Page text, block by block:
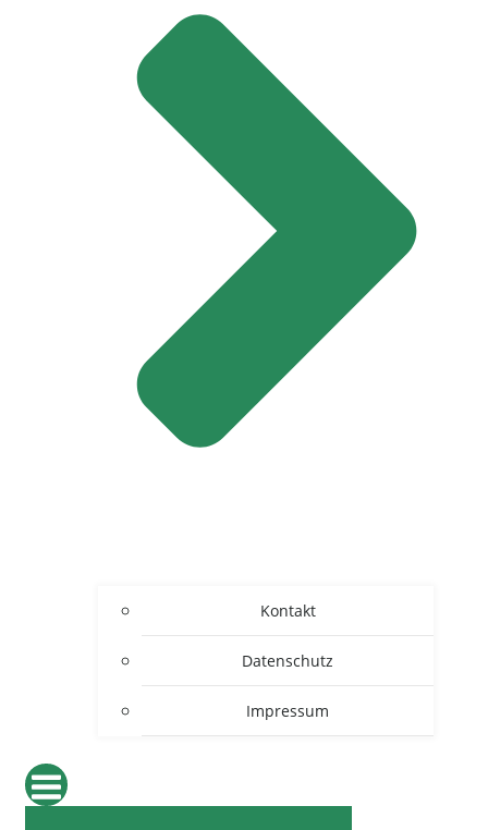
Kontakt
Datenschutz
Impressum